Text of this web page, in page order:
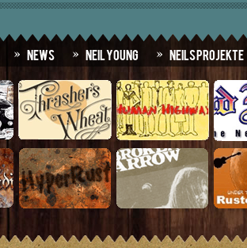
News Neil Young Neils Projekte